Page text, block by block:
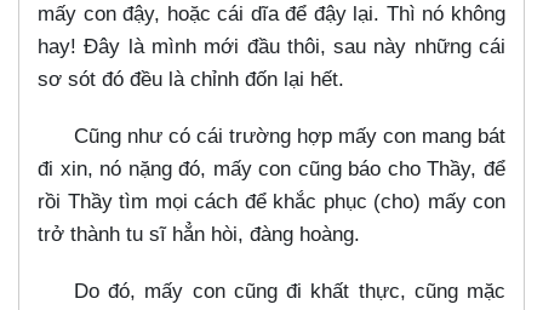
mấy con đậy, hoặc cái dĩa để đậy lại. Thì nó không
hay! Đây là mình mới đầu thôi, sau này những cái
sơ sót đó đều là chỉnh đốn lại hết.
Cũng như có cái trường hợp mấy con mang bát
đi xin, nó nặng đó, mấy con cũng báo cho Thầy, để
rồi Thầy tìm mọi cách để khắc phục (cho) mấy con
trở thành tu sĩ hẳn hòi, đàng hoàng.
Do đó, mấy con cũng đi khất thực, cũng mặc